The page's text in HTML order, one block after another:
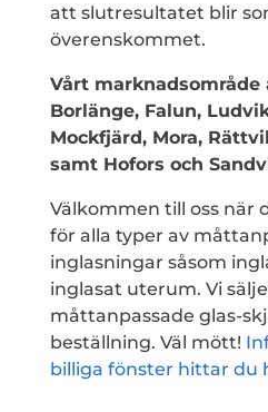
att slutresultatet blir
överenskommet.
Vårt marknadsområde
Borlänge, Falun,
Mockfjärd, Mora,
samt Hofors och
Välkommen till oss när
för alla typer av
inglasningar såsom
inglasat uterum. Vi
måttanpassade glas-
beställning. Väl mött!
billiga fönster hittar du